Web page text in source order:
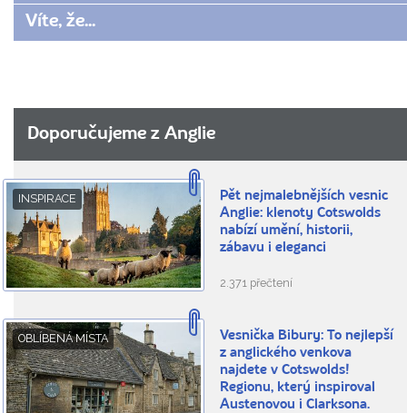
Víte, že...
Doporučujeme z Anglie
INSPIRACE
Pět nejmalebnějších vesnic
Anglie: klenoty Cotswolds
nabízí umění, historii,
zábavu i eleganci
2.371 přečtení
OBLÍBENÁ MÍSTA
Vesnička Bibury: To nejlepší
z anglického venkova
najdete v Cotswolds!
Regionu, který inspiroval
Austenovou i Clarksona.